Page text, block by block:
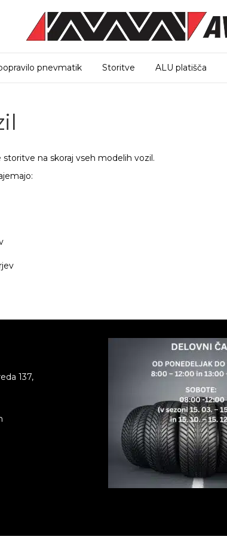
pnevmatik Storitve ALU platišča
na skoraj vseh modelih vozil.
137,